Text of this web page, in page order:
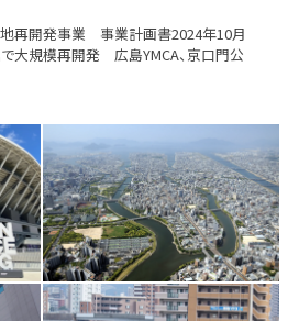
再開発事業 事業計画書2024年10月
で大規模再開発 広島YMCA、京口門公